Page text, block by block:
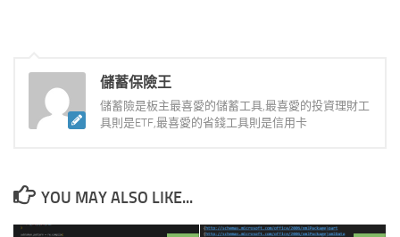
儲蓄保險王
儲蓄險是板主最喜愛的儲蓄工具,最喜愛的投資理財工
具則是ETF,最喜愛的省錢工具則是信用卡
YOU MAY ALSO LIKE...